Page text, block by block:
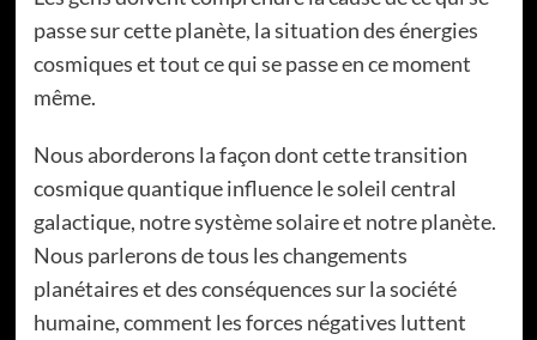
passe sur cette planète, la situation des énergies
cosmiques et tout ce qui se passe en ce moment
même.
Nous aborderons la façon dont cette transition
cosmique quantique influence le soleil central
galactique, notre système solaire et notre planète.
Nous parlerons de tous les changements
planétaires et des conséquences sur la société
humaine, comment les forces négatives luttent